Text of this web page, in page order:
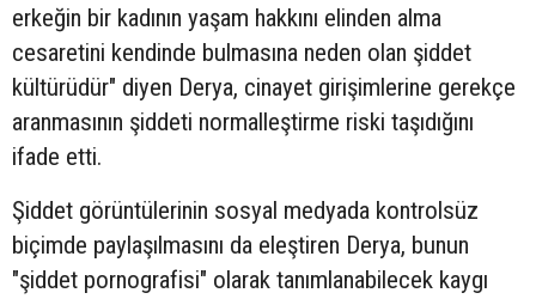
erkeğin bir kadının yaşam hakkını elinden alma
cesaretini kendinde bulmasına neden olan şiddet
kültürüdür" diyen Derya, cinayet girişimlerine gerekçe
aranmasının şiddeti normalleştirme riski taşıdığını
ifade etti.
Şiddet görüntülerinin sosyal medyada kontrolsüz
biçimde paylaşılmasını da eleştiren Derya, bunun
"şiddet pornografisi" olarak tanımlanabilecek kaygı